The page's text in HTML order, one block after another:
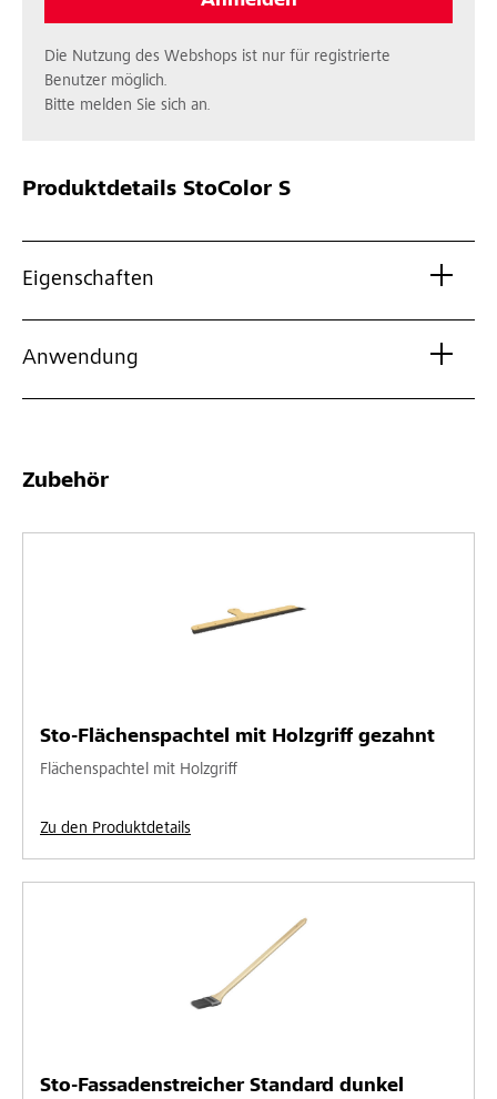
Die Nutzung des Webshops ist nur für registrierte
Benutzer möglich.
Bitte melden Sie sich an.
Produktdetails StoColor S
Eigenschaften
Anwendung
Zubehör
Sto-Flächenspachtel mit Holzgriff gezahnt
Flächenspachtel mit Holzgriff
Zu den Produktdetails
Sto-Fassadenstreicher Standard dunkel